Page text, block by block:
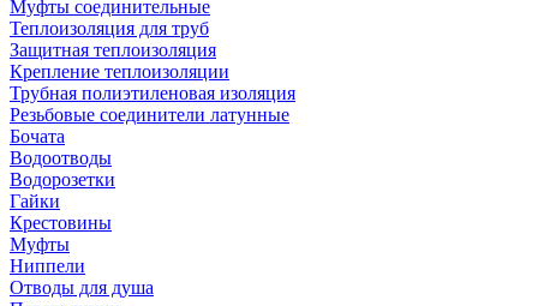
Муфты соединительные
Теплоизоляция для труб
Защитная теплоизоляция
Крепление теплоизоляции
Трубная полиэтиленовая изоляция
Резьбовые соединители латунные
Бочата
Водоотводы
Водорозетки
Гайки
Крестовины
Муфты
Ниппели
Отводы для душа